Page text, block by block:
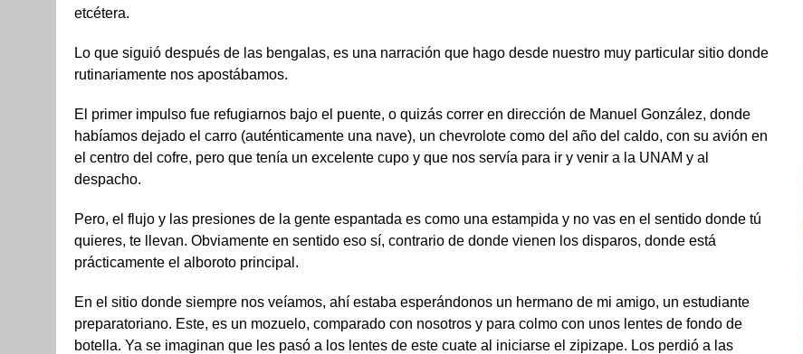
etcétera.
Lo que siguió después de las bengalas, es una narración que hago desde nuestro muy particular sitio donde
rutinariamente nos apostábamos.
El primer impulso fue refugiarnos bajo el puente, o quizás correr en dirección de Manuel González, donde
habíamos dejado el carro (auténticamente una nave), un chevrolote como del año del caldo, con su avión en
el centro del cofre, pero que tenía un excelente cupo y que nos servía para ir y venir a la UNAM y al
despacho.
Pero, el flujo y las presiones de la gente espantada es como una estampida y no vas en el sentido donde tú
quieres, te llevan. Obviamente en sentido eso sí, contrario de donde vienen los disparos, donde está
prácticamente el alboroto principal.
En el sitio donde siempre nos veíamos, ahí estaba esperándonos un hermano de mi amigo, un estudiante
preparatoriano. Este, es un mozuelo, comparado con nosotros y para colmo con unos lentes de fondo de
botella. Ya se imaginan que les pasó a los lentes de este cuate al iniciarse el zipizape. Los perdió a las